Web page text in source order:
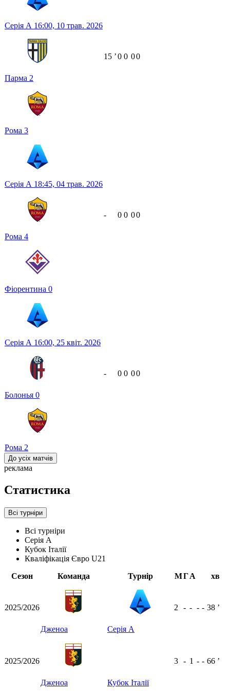
Серія А 16:00, 10 трав. 2026
Парма 2
Рома 3
15 ʼ0 0 00
Серія А 18:45, 04 трав. 2026
Рома 4
Фіорентина 0
- 0 0 00
Серія А 16:00, 25 квіт. 2026
Болонья 0
Рома 2
- 0 0 00
До усіх матчів
реклама
Статистика
Всі турніри
Всі турніри
Серія А
Кубок Італії
Кваліфікація Євро U21
Сезон
Команда Турнір МГА хв
2025/2026
Дженоа Серія А
2 - - - - 38 ʼ
2025/2026
Дженоа Кубок Італії
3 - 1 - - 66 ʼ